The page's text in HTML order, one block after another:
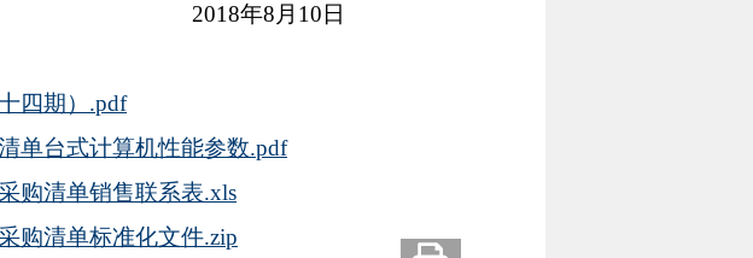
2018年8月10日
四期）.pdf
单台式计算机性能参数.pdf
购清单销售联系表.xls
购清单标准化文件.zip